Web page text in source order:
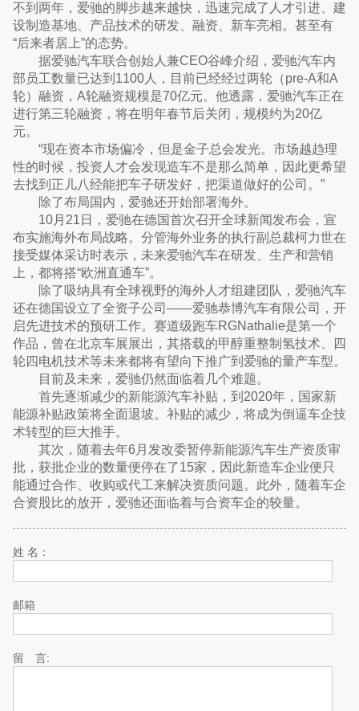
不到两年，爱驰的脚步越来越快，迅速完成了人才引进、建
设制造基地、产品技术的研发、融资、新车亮相。甚至有
“后来者居上”的态势。
据爱驰汽车联合创始人兼CEO谷峰介绍，爱驰汽车内
部员工数量已达到1100人，目前已经经过两轮（pre-A和A
轮）融资，A轮融资规模是70亿元。他透露，爱驰汽车正在
进行第三轮融资，将在明年春节后关闭，规模约为20亿
元。
“现在资本市场偏冷，但是金子总会发光。市场越趋理
性的时候，投资人才会发现造车不是那么简单，因此更希望
去找到正儿八经能把车子研发好，把渠道做好的公司。”
除了布局国内，爱驰还开始部署海外。
10月21日，爱驰在德国首次召开全球新闻发布会，宣
布实施海外布局战略。分管海外业务的执行副总裁柯力世在
接受媒体采访时表示，未来爱驰汽车在研发、生产和营销
上，都将搭“欧洲直通车”。
除了吸纳具有全球视野的海外人才组建团队，爱驰汽车
还在德国设立了全资子公司——爱驰恭博汽车有限公司，开
启先进技术的预研工作。赛道级跑车RGNathalie是第一个
作品，曾在北京车展展出，其搭载的甲醇重整制氢技术、四
轮四电机技术等未来都将有望向下推广到爱驰的量产车型。
目前及未来，爱驰仍然面临着几个难题。
首先逐渐减少的新能源汽车补贴，到2020年，国家新
能源补贴政策将全面退坡。补贴的减少，将成为倒逼车企技
术转型的巨大推手。
其次，随着去年6月发改委暂停新能源汽车生产资质审
批，获批企业的数量便停在了15家，因此新造车企业便只
能通过合作、收购或代工来解决资质问题。此外，随着车企
合资股比的放开，爱驰还面临着与合资车企的较量。
姓 名：
邮箱
留 言: